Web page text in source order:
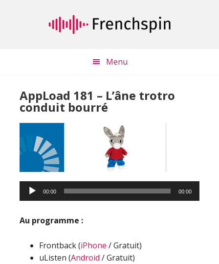
Menu
AppLoad 181 – L’âne trotro
conduit bourré
00:00 00:00
Au programme :
Frontback (iPhone / Gratuit)
uListen (Android / Gratuit)